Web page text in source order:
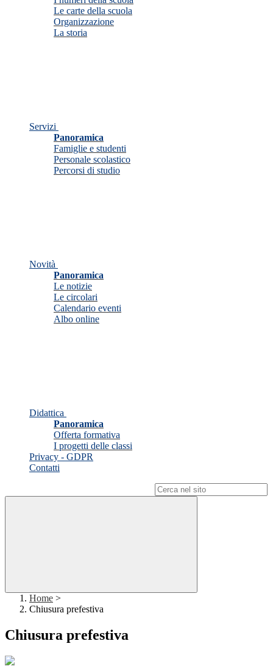
Le carte della scuola
Organizzazione
La storia
Servizi
Panoramica
Famiglie e studenti
Personale scolastico
Percorsi di studio
Novità
Panoramica
Le notizie
Le circolari
Calendario eventi
Albo online
Didattica
Panoramica
Offerta formativa
I progetti delle classi
Privacy - GDPR
Contatti
Home >
Chiusura prefestiva
Chiusura prefestiva